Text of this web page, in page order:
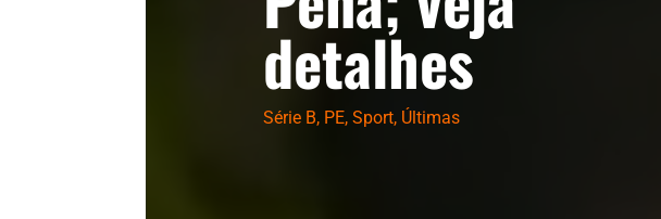
detalhes
Série B, PE, Sport, Últimas